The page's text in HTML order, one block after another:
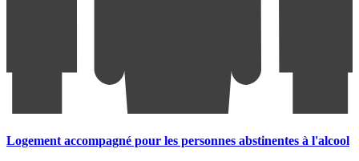
Logement accompagné pour les personnes abstinentes à l'alcool